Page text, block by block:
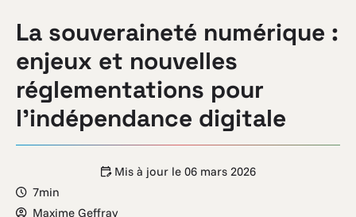
La souveraineté numérique :
enjeux et nouvelles
réglementations pour
l’indépendance digitale
Mis à jour le 06 mars 2026
7min
Maxime Geffray